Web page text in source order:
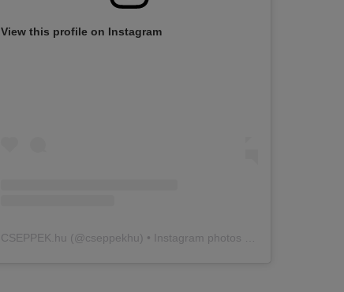
View this profile on Instagram
CSEPPEK.hu (@cseppekhu ) • Instagram photos and videos